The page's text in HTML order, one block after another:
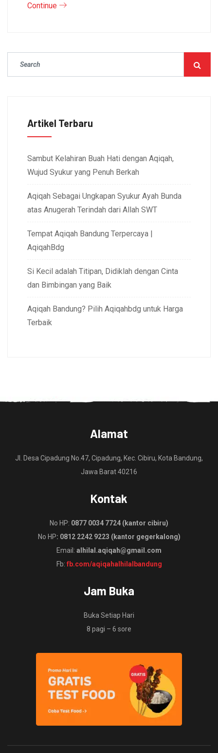
Continue
Artikel Terbaru
Sambut Kelahiran Buah Hati dengan Aqiqah,
Wujud Syukur yang Penuh Berkah
Aqiqah Sebagai Ungkapan Syukur Ayah Bunda
atas Anugerah Terindah dari Allah SWT
Tempat Aqiqah Bandung Terpercaya |
AqiqahBdg
Si Kecil adalah Titipan, Didiklah dengan Cinta
dan Bimbingan yang Baik
Aqiqah Bandung? Pilih Aqiqahbdg untuk Harga
Terbaik
Alamat
Jl. Desa Cipadung No.47, Cipadung, Kec. Cibiru, Kota Bandung,
Jawa Barat 40216
Kontak
No HP: 0877 0034 7724 (kantor cibiru)
No HP: 0812 2242 9223 (kantor gegerkalong)
Email: alhilal.aqiqah@gmail.com
Fb: fb.com/aqiqahalhilalbandung
Jam Buka
Buka Setiap Hari
8 pagi – 6 sore